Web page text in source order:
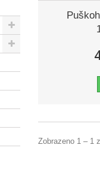
Zobrazeno 1 – 1